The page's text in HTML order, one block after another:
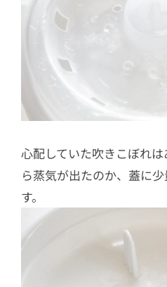
心配していた吹きこぼれ
ら蒸気が出たのか、蓋に
す。